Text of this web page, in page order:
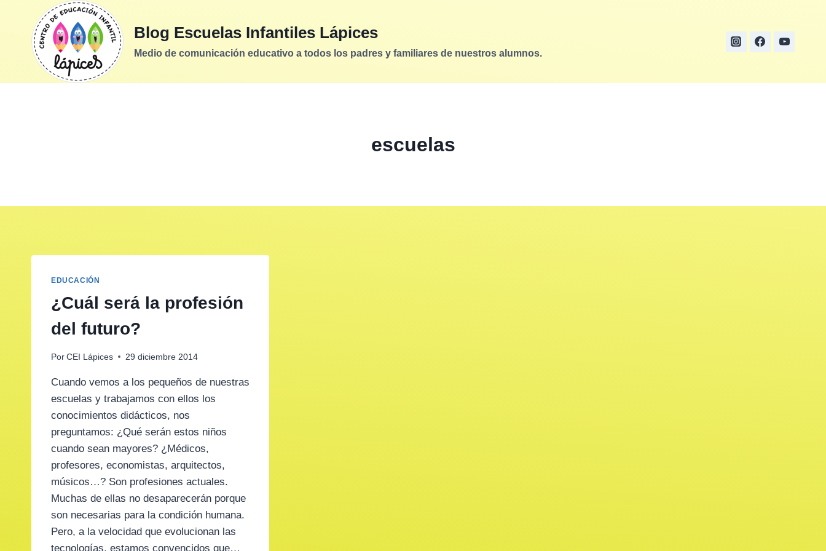
contenido
Blog Escuelas Infantiles Lápices
Medio de comunicación educativo a todos los padres y familiares de nuestros alumnos.
escuelas
EDUCACIÓN
¿Cuál será la profesión
del futuro?
Por CEI Lápices 29 diciembre 2014
Cuando vemos a los pequeños de nuestras
escuelas y trabajamos con ellos los
conocimientos didácticos, nos
preguntamos: ¿Qué serán estos niños
cuando sean mayores? ¿Médicos,
profesores, economistas, arquitectos,
músicos…? Son profesiones actuales.
Muchas de ellas no desaparecerán porque
son necesarias para la condición humana.
Pero, a la velocidad que evolucionan las
tecnologías, estamos convencidos que…